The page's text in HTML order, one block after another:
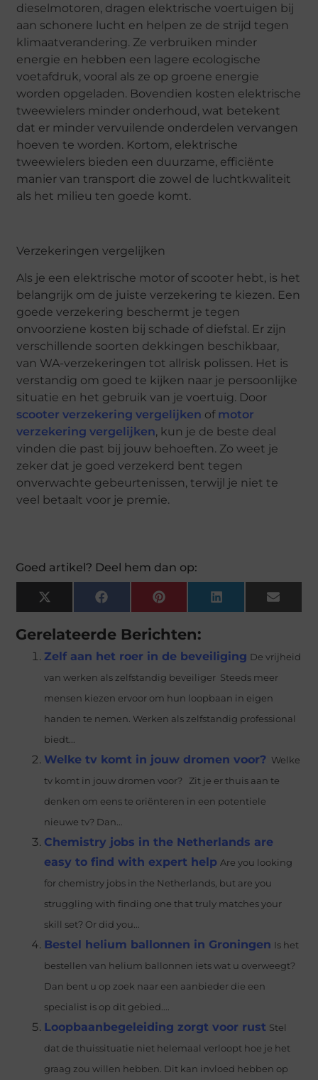
dieselmotoren, dragen elektrische voertuigen bij
aan schonere lucht en helpen ze de strijd tegen
klimaatverandering. Ze verbruiken minder
energie en hebben een lagere ecologische
voetafdruk, vooral als ze op groene energie
worden opgeladen. Bovendien kosten elektrische
tweewielers minder onderhoud, wat betekent
dat er minder vervuilende onderdelen vervangen
hoeven te worden. Kortom, elektrische
tweewielers bieden een duurzame, efficiënte
manier van transport die zowel de luchtkwaliteit
als het milieu ten goede komt.
Verzekeringen vergelijken
Als je een elektrische motor of scooter hebt, is het
belangrijk om de juiste verzekering te kiezen. Een
goede verzekering beschermt je tegen
onvoorziene kosten bij schade of diefstal. Er zijn
verschillende soorten dekkingen beschikbaar,
van WA-verzekeringen tot allrisk polissen. Het is
verstandig om goed te kijken naar je persoonlijke
situatie en het gebruik van je voertuig. Door
scooter verzekering vergelijken of motor
verzekering vergelijken, kun je de beste deal
vinden die past bij jouw behoeften. Zo weet je
zeker dat je goed verzekerd bent tegen
onverwachte gebeurtenissen, terwijl je niet te
veel betaalt voor je premie.
Goed artikel? Deel hem dan op:
X
(Twitter)
FacebookPinterestLinkedInEmail
Gerelateerde Berichten:
Zelf aan het roer in de beveiliging De vrijheid
van werken als zelfstandig beveiliger Steeds meer
mensen kiezen ervoor om hun loopbaan in eigen
handen te nemen. Werken als zelfstandig professional
biedt...
Welke tv komt in jouw dromen voor? Welke
tv komt in jouw dromen voor? Zit je er thuis aan te
denken om eens te oriënteren in een potentiele
nieuwe tv? Dan...
Chemistry jobs in the Netherlands are
easy to find with expert help Are you looking
for chemistry jobs in the Netherlands, but are you
struggling with finding one that truly matches your
skill set? Or did you...
Bestel helium ballonnen in Groningen Is het
bestellen van helium ballonnen iets wat u overweegt?
Dan bent u op zoek naar een aanbieder die een
specialist is op dit gebied....
Loopbaanbegeleiding zorgt voor rust Stel
dat de thuissituatie niet helemaal verloopt hoe je het
graag zou willen hebben. Dit kan invloed hebben op